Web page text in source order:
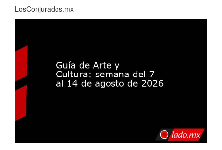
LosConjurados.mx